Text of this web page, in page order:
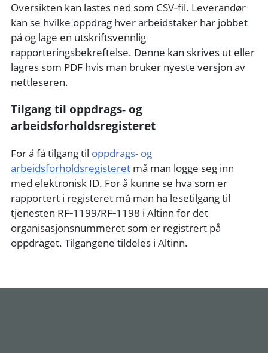
Oversikten kan lastes ned som CSV‑fil. Leverandør
kan se hvilke oppdrag hver arbeidstaker har jobbet
på og lage en utskriftsvennlig
rapporteringsbekreftelse. Denne kan skrives ut eller
lagres som PDF hvis man bruker nyeste versjon av
nettleseren.
Tilgang til oppdrags- og
arbeidsforholdsregisteret
For å få tilgang til oppdrags- og
arbeidsforholdsregisteretmå man logge seg inn
med elektronisk ID. For å kunne se hva som er
rapportert i registeret må man ha lesetilgang til
tjenesten RF‑1199/RF‑1198 i Altinn for det
organisasjonsnummeret som er registrert på
oppdraget. Tilgangene tildeles i Altinn.